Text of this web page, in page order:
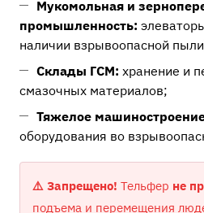
Мукомольная и
промышленность:
наличии взрывоопасной
Склады ГСМ: хранение и
смазочных материалов;
Тяжелое
оборудования во
⚠️ Запрещено! Тельфер не
подъема и перемещения